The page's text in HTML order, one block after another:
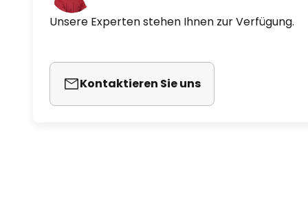
Unsere Experten stehen Ihnen zur Verfügung.
Kontaktieren Sie uns